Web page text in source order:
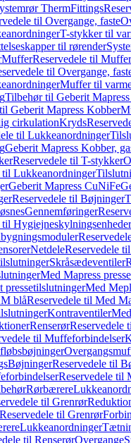
ThermFittings
til Overgange, faste
T-stykker til
til rørender
MufferReservedele til Muffer
til Overgange,
Muffer til
Tilbehør til Geberit
Geberit Mapress Kobber
cirkulationKryds
til Lukkeanordninger
Geberit Mapress Kobber,
Reservedele til T-stykker
til Lukkeanordninger
Geberit Mapress CuNiFe
Reservedele til Bøjninger
Gennemføringer
til Hygiejneskylningsenheder
NetdeleReservedele
Skråsædeventiler
Med Mapress
Med
blåReservedele til Med
Kontraventiler
RenserørReservedele
til Muffeforbindelser
BøjningerReservedele til
Reservedele til
Rørbærere
til Grenrør
Reservedele til Grenrør
Lukkeanordninger
til RenserørOvergange